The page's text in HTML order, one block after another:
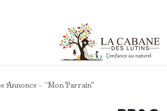
Contact
Annonce - “Mon Parrain"